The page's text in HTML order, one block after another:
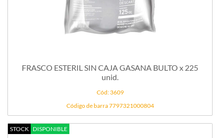
FRASCO ESTERIL SIN CAJA GASANA BULTO x 225
unid.
Cód: 3609
Código de barra 7797321000804
STOCK DISPONIBLE